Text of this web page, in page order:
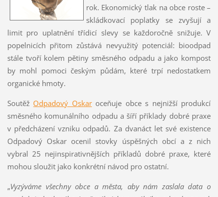
rok. Ekonomický tlak na obce roste –
skládkovací poplatky se zvyšují a
limit pro uplatnění třídicí slevy se každoročně snižuje. V
popelnicích přitom zůstává nevyužitý potenciál: bioodpad
stále tvoří kolem pětiny směsného odpadu a jako kompost
by mohl pomoci českým půdám, které trpí nedostatkem
organické hmoty.
Soutěž Odpadový Oskaroceňuje obce s nejnižší produkcí
směsného komunálního odpadu a šíří příklady dobré praxe
v předcházení vzniku odpadů. Za dvanáct let své existence
Odpadový Oskar ocenil stovky úspěšných obcí a z nich
vybral 25 nejinspirativnějších příkladů dobré praxe, které
mohou sloužit jako konkrétní návod pro ostatní.
„Vyzýváme všechny obce a města, aby nám zaslala data o